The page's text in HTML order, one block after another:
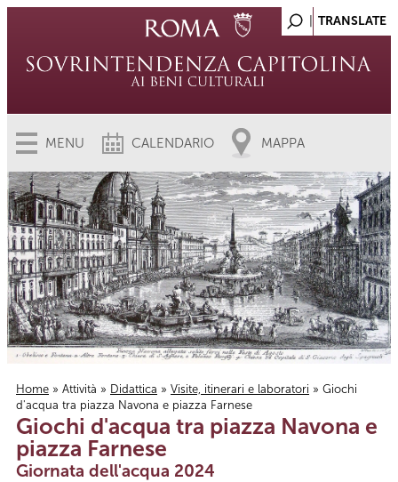
MENU CALENDARIO MAPPA
Tu sei qui
Home » Attività » Didattica » Visite, itinerari e laboratori » Giochi
d'acqua tra piazza Navona e piazza Farnese
Giochi d'acqua tra piazza Navona e
piazza Farnese
Giornata dell'acqua 2024